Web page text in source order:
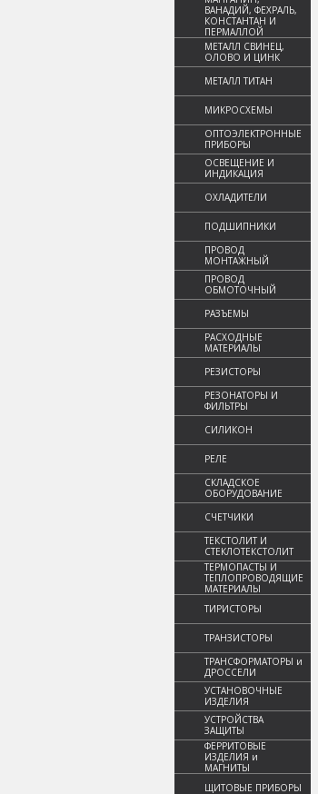
ВАНАДИЙ, ФЕХРАЛЬ,
КОНСТАНТАН И
ПЕРМАЛЛОЙ
МЕТАЛЛ СВИНЕЦ,
ОЛОВО И ЦИНК
МЕТАЛЛ ТИТАН
МИКРОСХЕМЫ
ОПТОЭЛЕКТРОННЫЕ
ПРИБОРЫ
ОСВЕЩЕНИЕ И
ИНДИКАЦИЯ
ОХЛАДИТЕЛИ
ПОДШИПНИКИ
ПРОВОД
МОНТАЖНЫЙ
ПРОВОД
ОБМОТОЧНЫЙ
РАЗЪЕМЫ
РАСХОДНЫЕ
МАТЕРИАЛЫ
РЕЗИСТОРЫ
РЕЗОНАТОРЫ И
ФИЛЬТРЫ
СИЛИКОН
РЕЛЕ
СКЛАДСКОЕ
ОБОРУДОВАНИЕ
СЧЕТЧИКИ
ТЕКСТОЛИТ И
СТЕКЛОТЕКСТОЛИТ
ТЕРМОПАСТЫ И
ТЕПЛОПРОВОДЯЩИЕ
МАТЕРИАЛЫ
ТИРИСТОРЫ
ТРАНЗИСТОРЫ
ТРАНСФОРМАТОРЫ и
ДРОССЕЛИ
УСТАНОВОЧНЫЕ
ИЗДЕЛИЯ
УСТРОЙСТВА
ЗАЩИТЫ
ФЕРРИТОВЫЕ
ИЗДЕЛИЯ и
МАГНИТЫ
ЩИТОВЫЕ ПРИБОРЫ